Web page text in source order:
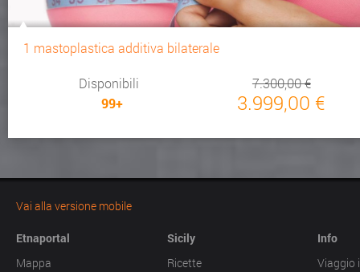
1 mastoplastica additiva bilaterale
Disponibili
99+
7.300,00 €
3.999,00 €
Vai alla versione mobile
Etnaportal
Mappa
Sicily
Ricette
Info
Viaggio